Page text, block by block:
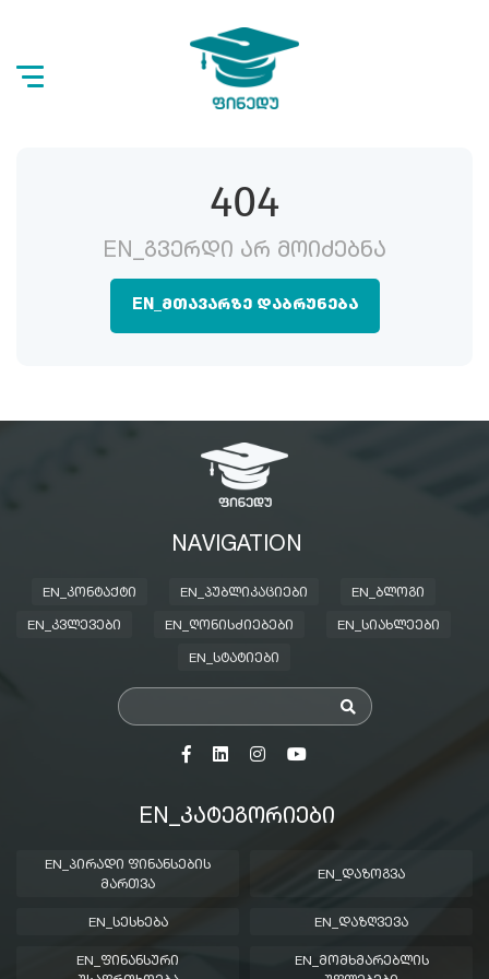
404
EN_ᲒᲕᲔᲠᲓᲘ ᲐᲠ ᲛᲝᲘᲫᲔᲑᲜᲐ
EN_ᲛᲗᲐᲕᲐᲠᲖᲔ ᲓᲐᲑᲠᲣᲜᲔᲑᲐ
NAVIGATION
EN_ᲙᲝᲜᲢᲐᲥᲢᲘ EN_ᲞᲣᲑᲚᲘᲙᲐᲪᲘᲔᲑᲘ EN_ᲑᲚᲝᲒᲘ
EN_ᲙᲕᲚᲔᲕᲔᲑᲘ EN_ᲦᲝᲜᲘᲡᲫᲘᲔᲑᲔᲑᲘ EN_ᲡᲘᲐᲮᲚᲔᲔᲑᲘ
EN_ᲡᲢᲐᲢᲘᲔᲑᲘ
EN_ᲙᲐᲢᲔᲒᲝᲠᲘᲔᲑᲘ
EN_ᲞᲘᲠᲐᲓᲘ ᲤᲘᲜᲐᲜᲡᲔᲑᲘᲡ
ᲛᲐᲠᲗᲕᲐ
EN_ᲓᲐᲖᲝᲒᲕᲐ
EN_ᲡᲔᲡᲮᲔᲑᲐ EN_ᲓᲐᲖᲦᲕᲔᲕᲐ
EN_ᲤᲘᲜᲐᲜᲡᲣᲠᲘ
EN_ᲛᲝᲛᲮᲛᲐᲠᲔᲑᲚᲘᲡ